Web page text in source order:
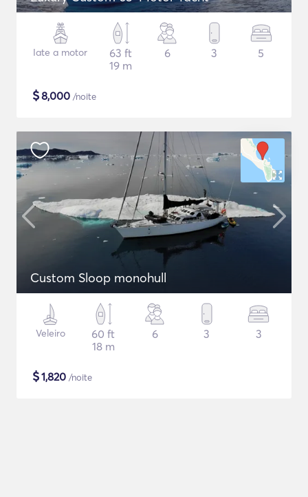
Iate a motor
63 ft
19 m
6 3 5
$8,000 /noite
Custom Sloop monohull
Veleiro
60 ft
18 m
6 3 3
$1,820 /noite